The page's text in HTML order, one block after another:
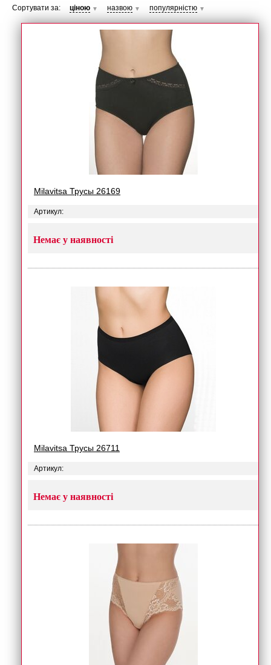
Сортувати за: ціною ▼ назвою ▼ популярністю ▼
Milavitsa Трусы 26169
Артикул:
Немає у наявності
Milavitsa Трусы 26711
Артикул:
Немає у наявності